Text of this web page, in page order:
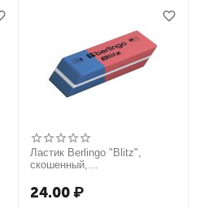
Ластик Berlingo "Blitz",
скошенный,
натуральный каучук,
42*14*8мм
24.00₽